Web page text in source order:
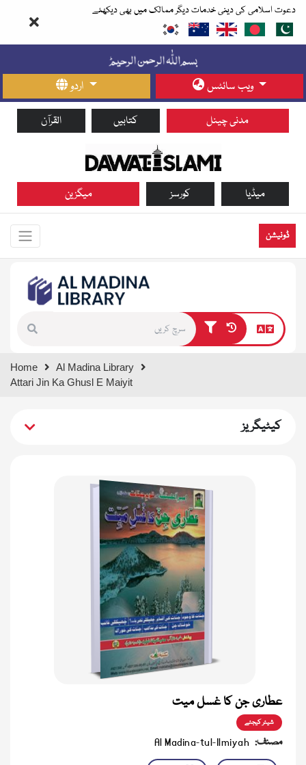
دعوت اسلامی کی دینی خدمات دیگر ممالک میں بھی دیکھئے
اردو ویب سائٹس
القرآن کتابیں مدنی چینل
میگزین کورسز میڈیا
ڈونیشن
results.
Home
Al Madina Library
Attari Jin Ka Ghusl E Maiyit
کیٹیگریز
عطاری جن کا غسل میت
شیئر کیجئے
مصنف: Al Madina-tul-Ilmiyah